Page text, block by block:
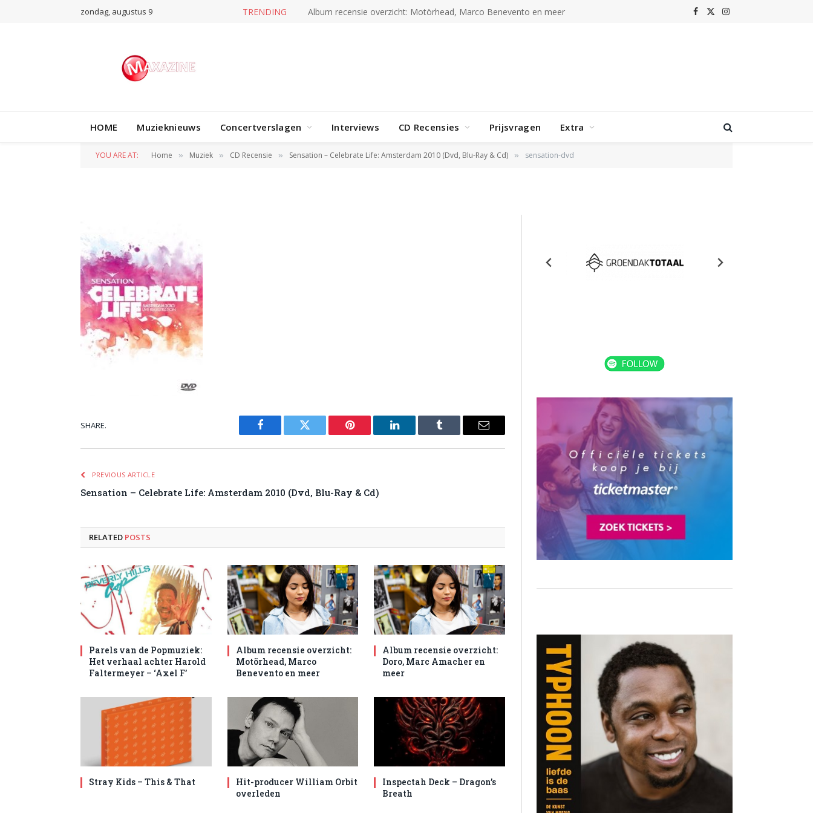
zondag, augustus 9 TRENDING Album recensie overzicht: Motörhead, Marco Benevento en meer Facebook
X
Instagram
HOME Muzieknieuws Concertverslagen Interviews CD Recensies Prijsvragen Extra
YOU ARE AT: Home » Muziek » CD Recensie » Sensation – Celebrate Life: Amsterdam 2010 (Dvd, Blu-Ray & Cd) » sensation-dvd
sensation-dvd
SHARE.
Facebook Twitter Pinterest LinkedIn Tumblr Email
PREVIOUS ARTICLE
Sensation – Celebrate Life: Amsterdam 2010 (Dvd, Blu-Ray & Cd)
RELATED POSTS
Parels van de Popmuziek:
Het verhaal achter Harold
Faltermeyer – ‘Axel F’
Album recensie overzicht:
Motörhead, Marco
Benevento en meer
Album recensie overzicht:
Doro, Marc Amacher en
meer
Stray Kids – This & That
Hit-producer William Orbit
overleden
Inspectah Deck – Dragon’s
Breath